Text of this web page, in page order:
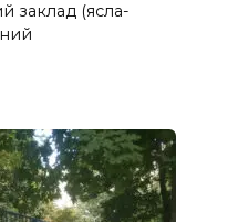
заклад (ясла-